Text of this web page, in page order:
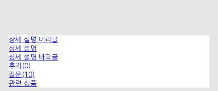
상세 설명 머리글
상세 설명
상세 설명 바닥글
후기(0)
질문(10)
관련 상품